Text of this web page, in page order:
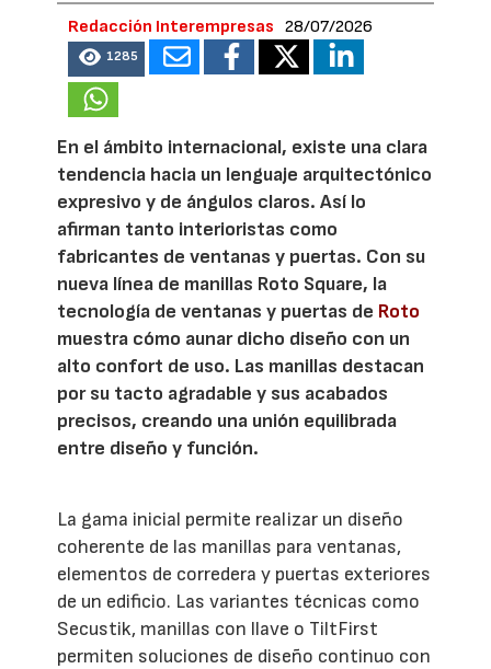
Redacción Interempresas 28/07/2026
1285
En el ámbito internacional, existe una clara
tendencia hacia un lenguaje arquitectónico
expresivo y de ángulos claros. Así lo
afirman tanto interioristas como
fabricantes de ventanas y puertas. Con su
nueva línea de manillas Roto Square, la
tecnología de ventanas y puertas de Roto
muestra cómo aunar dicho diseño con un
alto confort de uso. Las manillas destacan
por su tacto agradable y sus acabados
precisos, creando una unión equilibrada
entre diseño y función.
La gama inicial permite realizar un diseño
coherente de las manillas para ventanas,
elementos de corredera y puertas exteriores
de un edificio. Las variantes técnicas como
Secustik, manillas con llave o TiltFirst
permiten soluciones de diseño continuo con